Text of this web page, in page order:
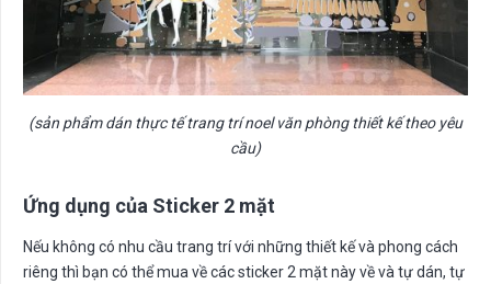
(sản phẩm dán thực tế trang trí noel văn phòng thiết kế theo yêu
cầu)
Ứng dụng của Sticker 2 mặt
Nếu không có nhu cầu trang trí với những thiết kế và phong cách
riêng thì bạn có thể mua về các sticker 2 mặt này về và tự dán, tự